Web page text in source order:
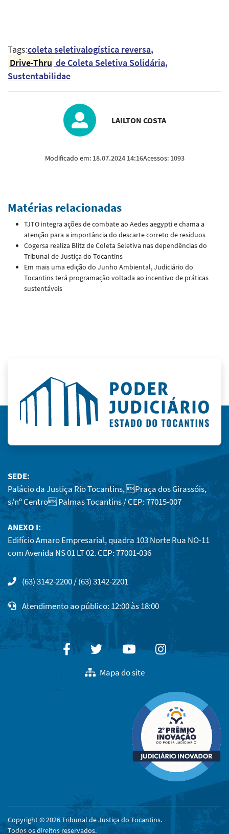
Tags:coleta seletivalogística reversa
Drive-Thru de Coleta Seletiva Solidária
Sustentabilidae
LAILTON COSTA
Modificado em: 18.07.2024 14:16Acessos: 1093
Matérias relacionadas
TJTO integra ações de combate ao Aedes aegypti e chama a
atenção para a importância do descarte correto de resíduos
Cogersa realiza Blitz de Coleta Seletiva nas dependências do
Tribunal de Justiça do Tocantins
Em mais uma edição do Junho Ambiental, Judiciário do
Tocantins terá programação voltada ao incentivo de práticas
sustentáveis
SEDE:
Palácio da Justiça Rio Tocantins, Praça dos Girassóis,
s/nº Centro Palmas Tocantins / CEP: 77015-007
ANEXO I:
Edifício Amaro Empresarial, quadra 103 Norte Rua NO-11
com Avenida NS 01 LT 02. CEP: 77001-036
(63) 3142-2200 / (63) 3142-2201
Atendimento ao público: 12:00 às 18:00
FacebookTwitterYoutubeInstagram
Mapa do site
Copyright © 2026 Tribunal de Justiça do Tocantins.
Todos os direitos reservados.